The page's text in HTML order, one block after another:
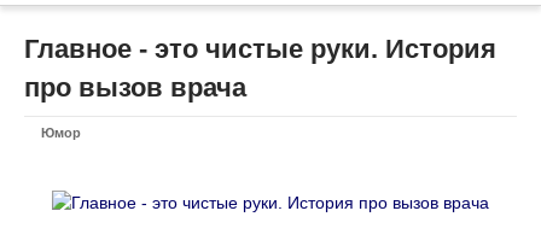
Главное - это чистые руки. История
про вызов врача
Юмор